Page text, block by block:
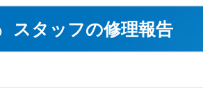
スタッフの修理報告